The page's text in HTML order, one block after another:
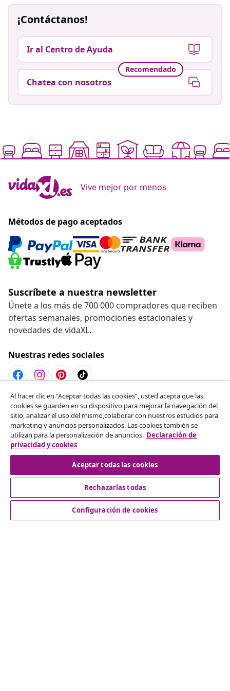
¡Contáctanos!
Ir al Centro de Ayuda
Recomendado
Chatea con nosotros
Vive mejor por menos
Métodos de pago aceptados
Suscríbete a nuestra newsletter
Únete a los más de 700 000 compradores que reciben
ofertas semanales, promociones estacionales y
novedades de vidaXL.
Nuestras redes sociales
Desistir del contrato
Solicita la cancelación de tu pedido.
Desistir del contrato
Servicio al Cliente
Empresas
Al hacer clic en “Aceptar todas las cookies”, usted acepta que las
cookies se guarden en su dispositivo para mejorar la navegación del
sitio, analizar el uso del mismo,colaborar con nuestros estudios para
marketing y anuncios personalizados. Las cookies también se
utilizan para la personalización de anuncios. Declaración de
privacidad y cookies
Aceptar todas las cookies
Rechazarlas todas
Configuración de cookies